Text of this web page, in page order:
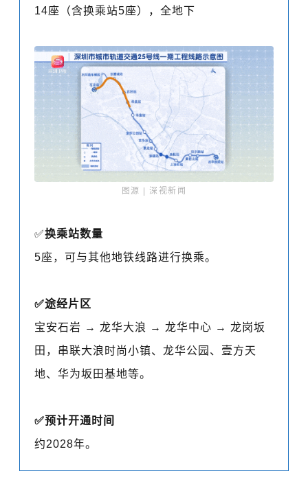
14座（含换乘站5座），全地下
图源 | 深视新闻
✅换乘站数量
5座， 可与其他地铁线路进行换乘。
✅途经片区
宝安石岩 → 龙华大浪 → 龙华中心 → 龙岗坂
田，串联大浪时尚小镇、龙华公园、壹方天
地、华为坂田基地等。
✅预计开通时间
约2028年。